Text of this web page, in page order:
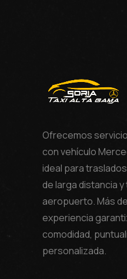
Ofrecemos
con vehículo
ideal para
de larga distancia
aeropuerto. Más
experiencia
comodidad,
personalizada.